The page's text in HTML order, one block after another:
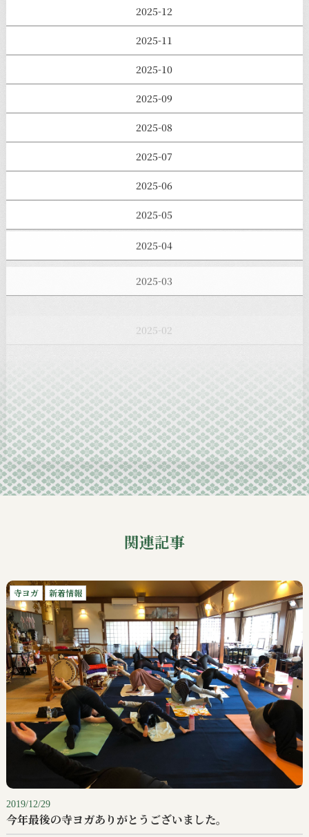
2025-12
2025-11
2025-10
2025-09
2025-08
2025-07
2025-06
2025-05
2025-04
2025-01
2024-11
2024-10
2024-09
関連記事
寺ヨガ 新着情報
2019/12/29
今年最後の寺ヨガありがとうございました。